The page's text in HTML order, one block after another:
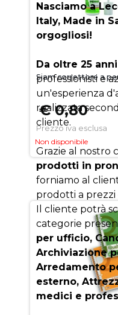
Siam correttore a
€ 0,80
Prezzo iva esclusa
Non disponibile
Nasciamo a
Italy, Made in
orgogliosi!
Da oltre 25 anni
professionisti e
un'esperienza
realizzata
cliente.
Grazie al nostro
prodotti in
forniamo al
prodotti a
Il cliente potrà
categorie
per ufficio,
Archiviazione
Arredamento
esterno,
medici e